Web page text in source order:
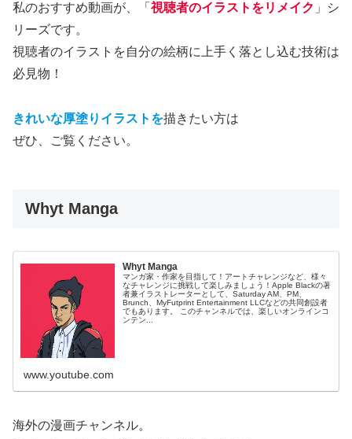
私のおすすめ動画が、「 視聴者のイラストをリメイク 」シ
リーズです。
視聴者のイラストを自分の絵柄に上手く落とし込む技術は
必見物！
きれいな厚塗りイラストを描きたい方は
ぜひ、ご覧ください。
Whyt Manga
Whyt Manga
マンガ家・作家を目指して！アートチャレンジなど、様々
なチャレンジに挑戦して楽しみましょう！Apple Blackの著
者兼イラストレーターとして、Saturday AM、PM、
Brunch、MyFutprint Entertainment LLCなどの共同創設者
でもあります。 このチャンネルでは、楽しいオンラインコ
ンテン...
www.youtube.com
海外の漫画チャンネル。